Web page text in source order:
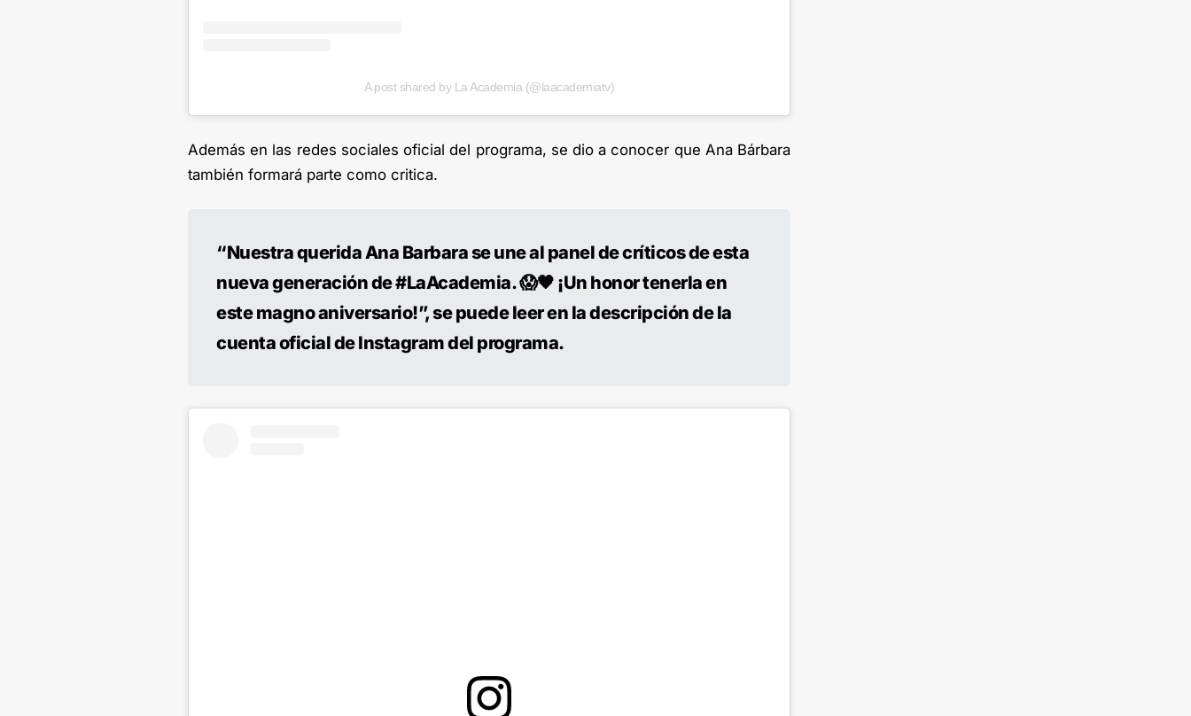
A post shared by La Academia (@laacademiatv)
Además en las redes sociales oficial del programa, se dio a conocer que Ana Bárbara
también formará parte como critica.
“Nuestra querida Ana Barbara se une al panel de críticos de esta
nueva generación de #LaAcademia. 😱🧡 ¡Un honor tenerla en
este magno aniversario!”, se puede leer en la descripción de la
cuenta oficial de Instagram del programa.